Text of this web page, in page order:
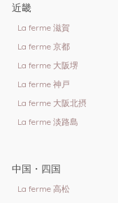
近畿
La ferme 滋賀
La ferme 京都
La ferme 大阪堺
La ferme 神戸
La ferme 大阪北摂
La ferme 淡路島
中国・四国
La ferme 高松